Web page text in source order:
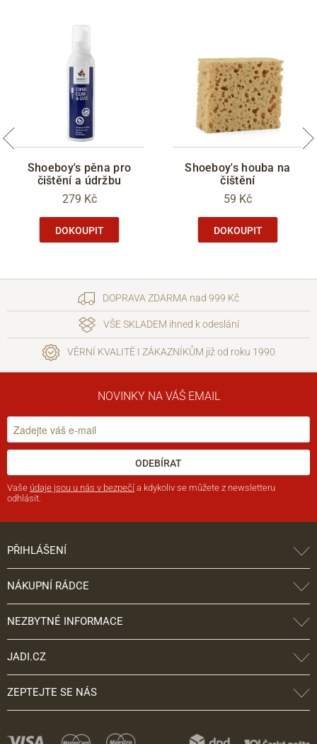
Shoeboy's pěna pro
čištění a údržbu
279 Kč
DOKOUPIT
Shoeboy's houba na
čištění
59 Kč
DOKOUPIT
DOPRAVA ZDARMA nad 999 Kč
VŠE SKLADEM ihned k odeslání
VĚRNÍ KVALITĚ I ZÁKAZNÍKŮM již od roku 1990
NOVINKY NA VÁŠ EMAIL
ODEBÍRAT
Vaše údaje jsou u nás v bezpečí a kdykoliv se můžete z newsletteru
odhlásit.
PŘIHLÁŠENÍ
NÁKUPNÍ RÁDCE
NEZBYTNÉ INFORMACE
JADI.CZ
ZEPTEJTE SE NÁS